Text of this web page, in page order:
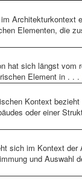
Architekturkontext
Elementen, die
hat sich längst vom
Element in . . .
Kontext
oder einer
sich im Kontext der
und Auswahl